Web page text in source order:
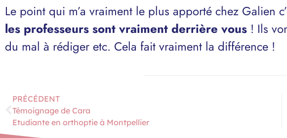
Le point qui m’a vraiment le plus apporté chez Galien
les professeurs sont vraiment derrière vous ! Ils
du mal à rédiger etc. Cela fait vraiment la différence !
PRÉCÉDENT
Témoignage de Cara
Etudiante en orthoptie à Montpellier